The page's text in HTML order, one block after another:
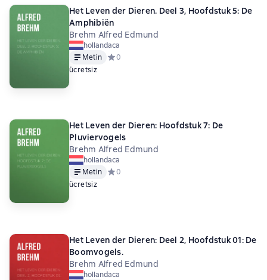
Het Leven der Dieren. Deel 3, Hoofdstuk 5: De
Amphibiën
Brehm Alfred Edmund
hollandaca
Metin
Средний рейтинг 0 на основе 0 оценок
0
ücretsiz
Het Leven der Dieren: Hoofdstuk 7: De
Pluviervogels
Brehm Alfred Edmund
hollandaca
Metin
Средний рейтинг 0 на основе 0 оценок
0
ücretsiz
Het Leven der Dieren: Deel 2, Hoofdstuk 01: De
Boomvogels.
Brehm Alfred Edmund
hollandaca